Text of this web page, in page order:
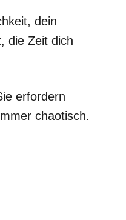
dein
die Zeit dich
erfordern
chaotisch.